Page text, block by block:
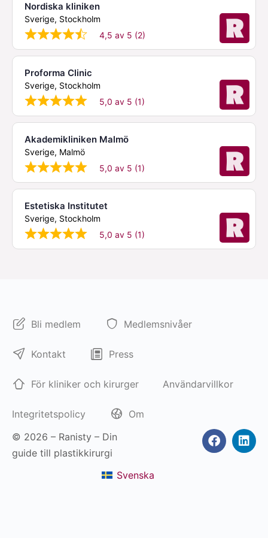
Nordiska kliniken
Sverige, Stockholm
4,5 av 5 (2)
Proforma Clinic
Sverige, Stockholm
5,0 av 5 (1)
Akademikliniken Malmö
Sverige, Malmö
5,0 av 5 (1)
Estetiska Institutet
Sverige, Stockholm
5,0 av 5 (1)
Bli medlem Medlemsnivåer
Kontakt Press
För kliniker och kirurger Användarvillkor
Integritetspolicy
Om
© 2026 – Ranisty – Din
guide till plastikkirurgi
Svenska